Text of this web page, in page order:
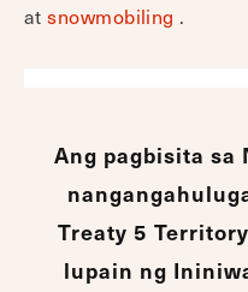
atsnowmobiling .
Ang pagbisita sa
Treaty 5
lupain ng